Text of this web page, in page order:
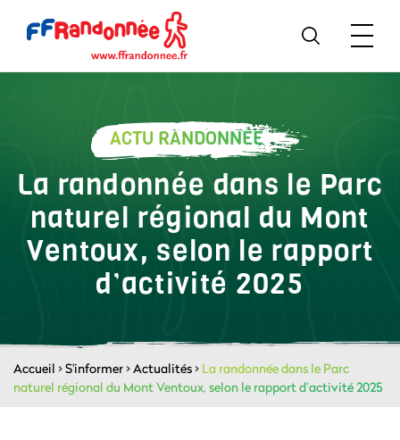
ACTU RANDONNÉE
La randonnée dans le Parc
naturel régional du Mont
Ventoux, selon le rapport
d’activité 2025
Accueil >S'informer>Actualités> La randonnée dans le Parc
naturel régional du Mont Ventoux, selon le rapport d’activité 2025